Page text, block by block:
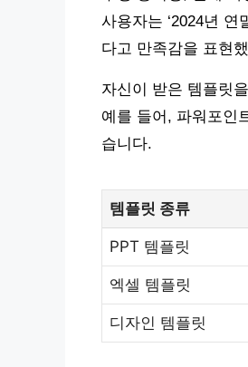
사용자는 ‘2024년
다고 만족감을 표현
자신이 받은 템플릿
예를 들어, 파워포인
습니다.
템플릿 종류
PPT 템플릿
엑셀 템플릿
디자인 템플릿